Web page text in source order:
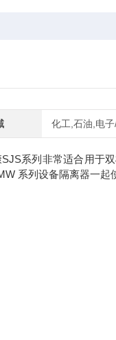
化工,石油,电
系列非常适合用于
系列设备隔离器一起